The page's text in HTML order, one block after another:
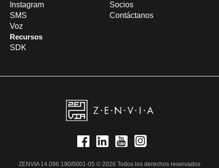
Instagram
SMS
Voz
Recursos
SDK
Socios
Contáctanos
ZENVIA 14.096.190/0001-05 © 2026 Todos los derechos reservados